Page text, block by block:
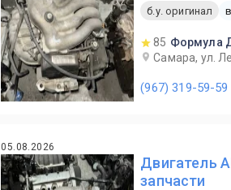
б.у. оригинал
85 Формула
Самара, ул.
(967) 319-59-59
05.08.2026
Двигатель
запчасти